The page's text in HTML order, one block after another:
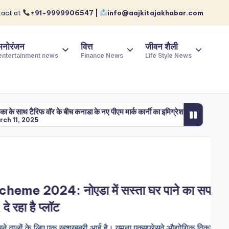
at +91-9999906547 | info@aajkitajakhabar.com
news
वित्त
Finance News
जीवन शैली
Life Style News
बीच कनाडा के नए पीएम मार्क कार्नी का इमिग्रेशन के मुद्दे पर क्या है रुख, भारतीयों पर
नोएडा में सस्ता घर पाने का सपना